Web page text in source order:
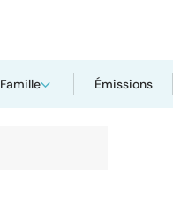
Famille Émissions